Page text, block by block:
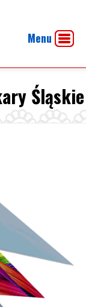
Menu
Śląskie